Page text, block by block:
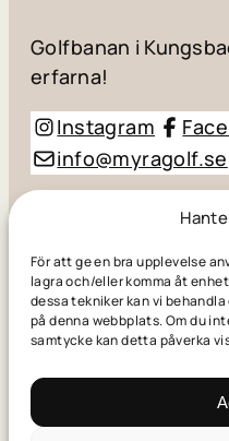
För att ge en bra upplevelse
lagra och/eller komma åt
dessa tekniker kan vi
på denna webbplats. Om du
samtycke kan detta påverka
Golfbanan i
erfarna!
Instagram
info@myragolf.se
© Myra Golf AB /
© Myra Golf AB /